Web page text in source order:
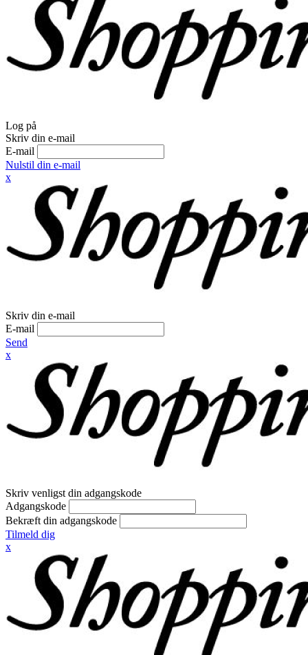
Log på
Skriv din e-mail
E-mail
Nulstil din e-mail
x
Skriv din e-mail
E-mail
Send
x
Skriv venligst din adgangskode
Adgangskode
Bekræft din adgangskode
Tilmeld dig
x